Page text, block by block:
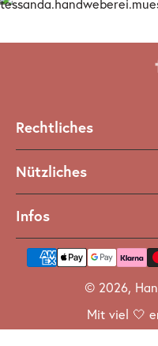
Rechtliches
Nützliches
Infos
© 2026,
Mit viel 🤍